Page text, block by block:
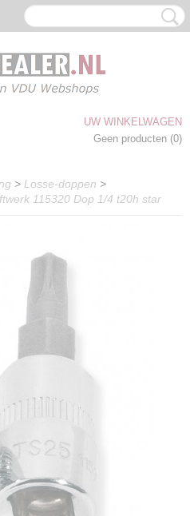
UW WINKELWAGEN
Geen producten (0)
> Losse-doppen >
115320 Dop 1/4 t20h star